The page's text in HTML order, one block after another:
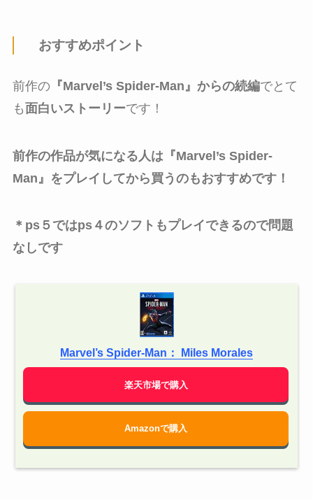
おすすめポイント
前作の 『Marvel’s Spider-Man』からの続編でとて
も面白いストーリーです！
前作の作品が気になる人は『Marvel’s Spider-
Man』をプレイしてから買うのもおすすめです！
＊ps５ではps４のソフトもプレイできるので問題
なしです
Marvel’s Spider-Man： Miles Morales
楽天市場で購入
Amazonで購入